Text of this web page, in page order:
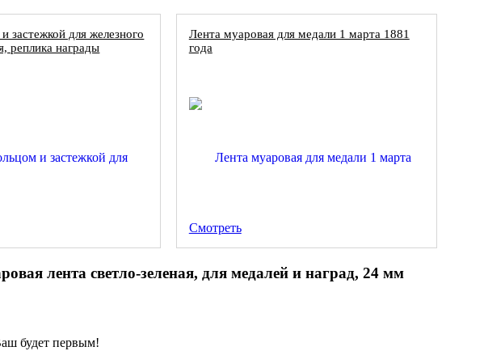
застежкой для железного
реплика награды
Лента муаровая для медали 1 марта 1881
года
Смотреть
лента светло-зеленая, для медалей и наград, 24 мм
будет первым!